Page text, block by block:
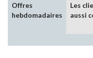
Offres
hebdomadaires
Les
aussi